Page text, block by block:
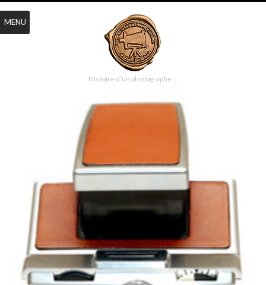
Histoire d'un photographe …
MENU